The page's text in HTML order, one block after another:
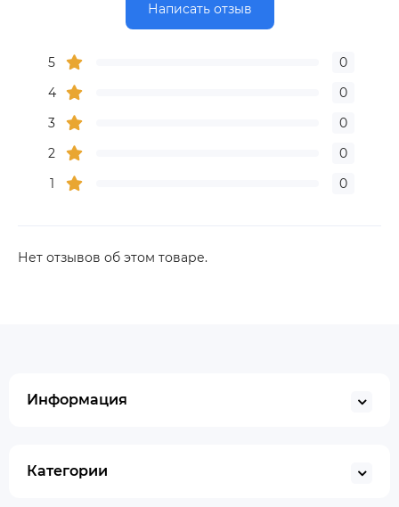
Написать отзыв
5
0
4
0
3
0
2
0
1
0
Нет отзывов об этом товаре.
Информация
Категории